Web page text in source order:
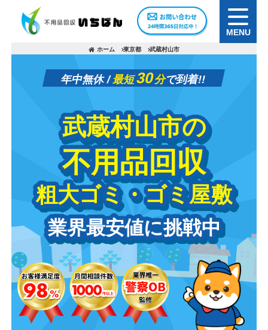
MENU
ホーム 東京都 武蔵村山市
年中無休 /最短30分で到着!!
武蔵村山市の
武蔵村山市の
不用品回収
不用品回収
粗大ゴミ・ゴミ屋敷
粗大ゴミ・ゴミ屋敷
業界最安値に挑戦中
業界最安値に挑戦中